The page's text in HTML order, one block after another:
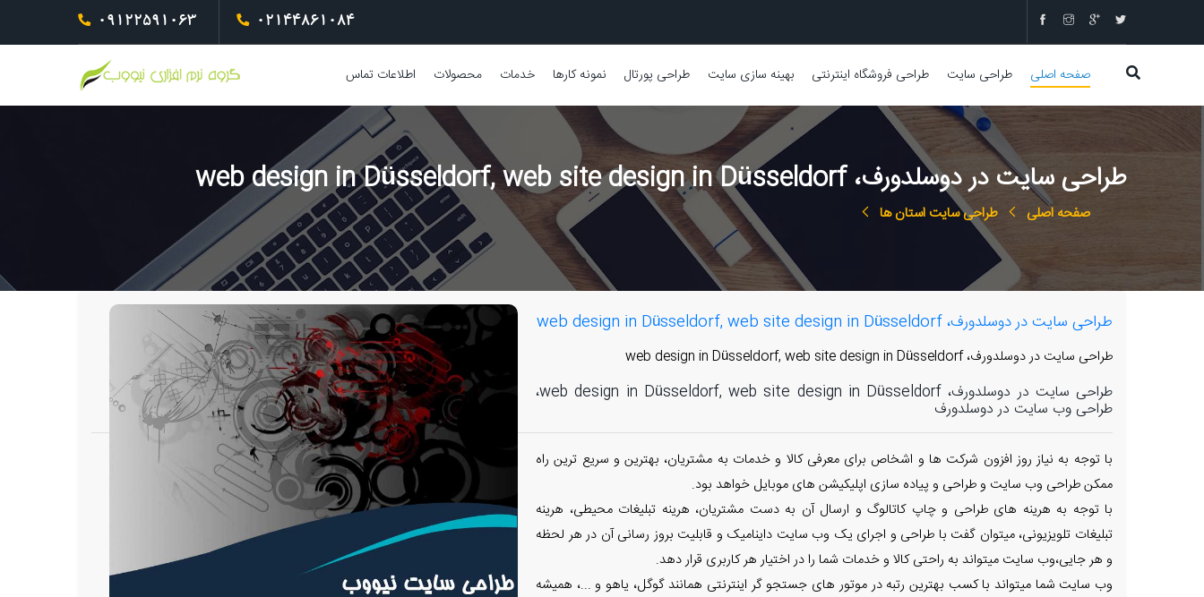
09122591063 02144861084
صفحه اصلی طراحی سایت طراحی فروشگاه اینترنتی بهینه سازی سایت طراحی پورتال نمونه کارها خدمات محصولات اطلاعات تماس
طراحی سایت در دوسلدورف، web design in Düsseldorf, web site design in Düsseldorf
صفحه اصلی طراحی سایت استان ها
طراحی سایت در دوسلدورف، web design in Düsseldorf, web site design in Düsseldorf
طراحی سایت در دوسلدورف، web design in Düsseldorf, web site design in Düsseldorf
طراحی سایت در دوسلدورف، web design in Düsseldorf, web site design in Düsseldorf،
طراحی وب سایت در دوسلدورف
با توجه به نیاز روز افزون شرکت ها و اشخاص برای معرفی کالا و خدمات به مشتریان، بهترین و سریع ترین راه
ممکن طراحی وب سایت و طراحی و پیاده سازی اپلیکیشن های موبایل خواهد بود.
با توجه به هرینه های طراحی و چاپ کاتالوگ و ارسال آن به دست مشتریان، هرینه تبلیغات محیطی، هرینه
تبلیغات تلویزیونی، میتوان گفت با طراحی و اجرای یک وب سایت داینامیک و قابلیت بروز رسانی آن در هر لحظه
و هر جایی،وب سایت میتواند به راحتی کالا و خدمات شما را در اختیار هر کاربری قرار دهد.
وب سایت شما میتواند با کسب بهترین رتبه در موتور های جستجو گر اینترنتی همانند گوگل، یاهو و ...، همیشه